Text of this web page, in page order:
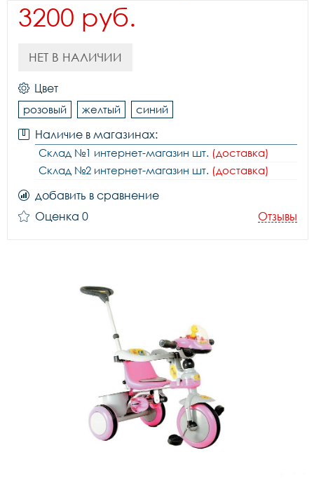
3200 руб.
НЕТ В НАЛИЧИИ
Цвет
розовый желтый синий
Наличие в магазинах:
Склад №1 интернет-магазин шт. (доставка)
Склад №2 интернет-магазин шт. (доставка)
добавить в сравнение
Оценка 0
Отзывы